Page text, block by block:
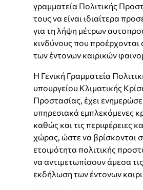
γραμματεία Πολιτικής
τους να είναι ιδιαίτερα
για τη λήψη μέτρων
κινδύνους που
των έντονων καιρικών
Η Γενική Γραμματεία
υπουργείου Κλιματικής
Προστασίας, έχει
υπηρεσιακά εμπλεκόμενες
καθώς και τις περιφέρειες
χώρας, ώστε να βρίσκονται
ετοιμότητα πολιτικής
να αντιμετωπίσουν άμεσα
εκδήλωση των έντονων